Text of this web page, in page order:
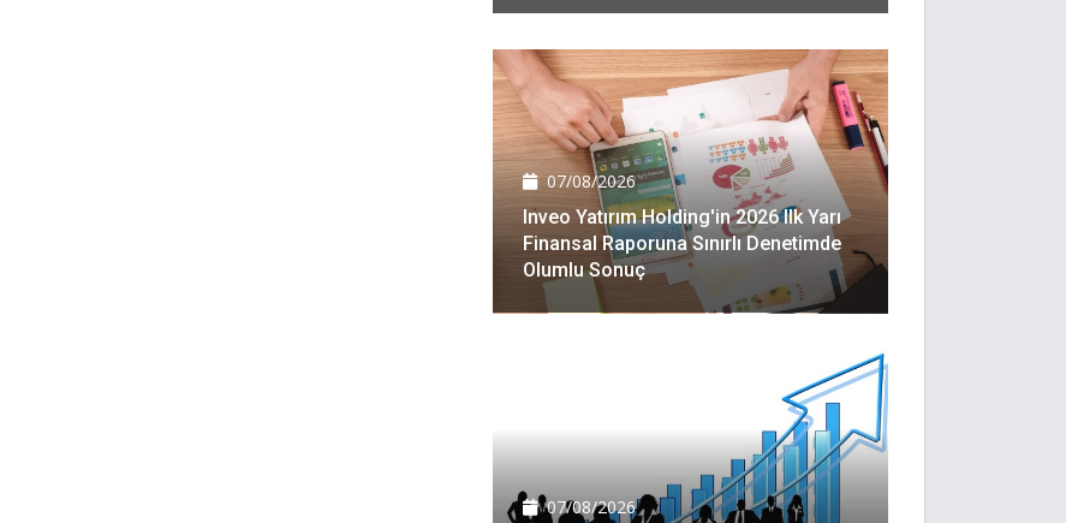
07/08/2026
Inveo Yatırım Holding'in 2026 Ilk Yarı
Finansal Raporuna Sınırlı Denetimde
Olumlu Sonuç
07/08/2026